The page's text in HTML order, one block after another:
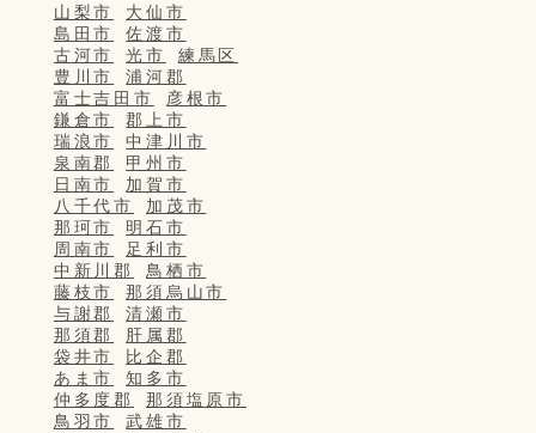
山梨市
大仙市
島田市
佐渡市
古河市
光市
練馬区
豊川市
浦河郡
富士吉田市
彦根市
鎌倉市
郡上市
瑞浪市
中津川市
泉南郡
甲州市
日南市
加賀市
八千代市
加茂市
那珂市
明石市
周南市
足利市
中新川郡
鳥栖市
藤枝市
那須烏山市
与謝郡
清瀬市
那須郡
肝属郡
袋井市
比企郡
あま市
知多市
仲多度郡
那須塩原市
鳥羽市
武雄市